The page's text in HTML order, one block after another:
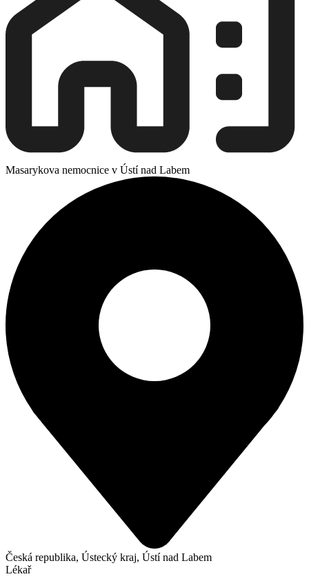
Masarykova nemocnice v Ústí nad Labem
Česká republika, Ústecký kraj, Ústí nad Labem
Lékař